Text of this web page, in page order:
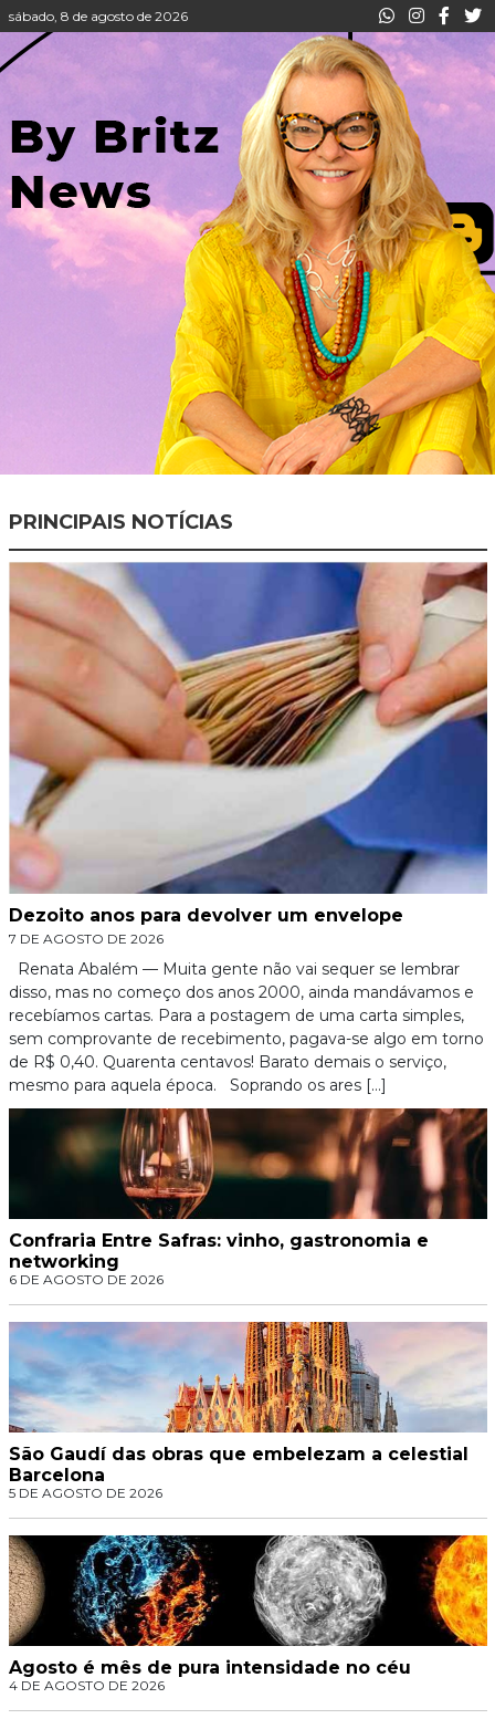
sábado, 8 de agosto de 2026
PRINCIPAIS NOTÍCIAS
Dezoito anos para devolver um envelope
7 DE AGOSTO DE 2026
Renata Abalém — Muita gente não vai sequer se lembrar
disso, mas no começo dos anos 2000, ainda mandávamos e
recebíamos cartas. Para a postagem de uma carta simples,
sem comprovante de recebimento, pagava-se algo em torno
de R$ 0,40. Quarenta centavos! Barato demais o serviço,
mesmo para aquela época. Soprando os ares […]
Confraria Entre Safras: vinho, gastronomia e
networking
6 DE AGOSTO DE 2026
São Gaudí das obras que embelezam a celestial
Barcelona
5 DE AGOSTO DE 2026
Agosto é mês de pura intensidade no céu
4 DE AGOSTO DE 2026